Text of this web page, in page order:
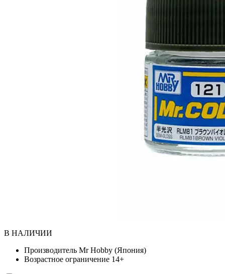
В НАЛИЧИИ
Производитель Mr Hobby (Япония)
Возрастное ограничение 14+